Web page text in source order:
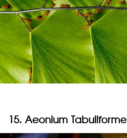
15. Aeonium Tabuliforme